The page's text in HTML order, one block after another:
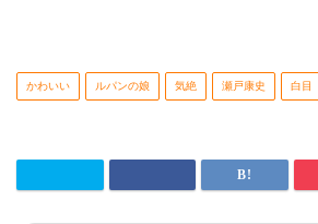
かわいい ルパンの娘 気絶 瀬戸康史 白目